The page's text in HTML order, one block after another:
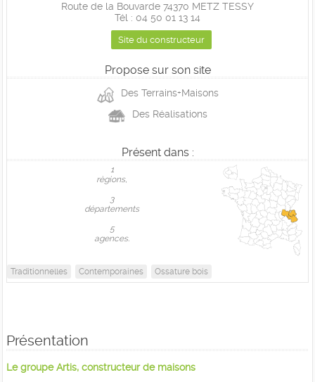
Route de la Bouvarde 74370 METZ TESSY
Tél : 04 50 01 13 14
Site du constructeur
Propose sur son site
Des Terrains+Maisons
Des Réalisations
Présent dans :
1
règions,
3
départements
5
agences.
Traditionnelles Contemporaines Ossature bois
Présentation
Le groupe Artis, constructeur de maisons